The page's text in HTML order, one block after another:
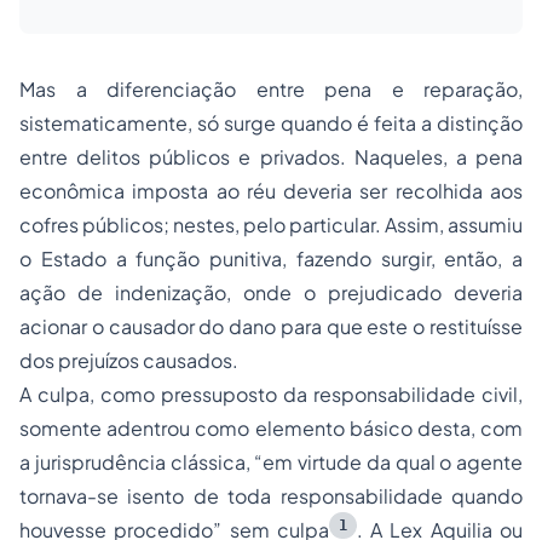
Mas a diferenciação entre pena e reparação,
sistematicamente, só surge quando é feita a distinção
entre delitos públicos e privados. Naqueles, a pena
econômica imposta ao réu deveria ser recolhida aos
cofres públicos; nestes, pelo particular. Assim, assumiu
o Estado a função punitiva, fazendo surgir, então, a
ação de indenização, onde o prejudicado deveria
acionar o causador do dano para que este o restituísse
dos prejuízos causados.
A culpa, como pressuposto da responsabilidade civil,
somente adentrou como elemento básico desta, com
a jurisprudência clássica, “em virtude da qual o agente
tornava-se isento de toda responsabilidade quando
houvesse procedido” sem culpa
1
. A Lex Aquilia ou